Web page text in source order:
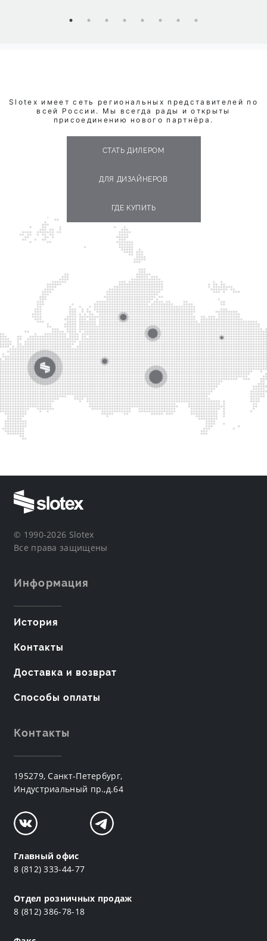
Slotex имеет сеть региональных представителей по
всей России. Мы всегда рады и открыты
присоединению нового партнёра.
СТАТЬ ДИЛЕРОМ
ДЛЯ ДИЗАЙНЕРОВ
ГДЕ КУПИТЬ
© 1990-2026 Slotex
Все права защищены
Информация
История
Контакты
Доставка и возврат
Способы оплаты
Контакты
195279, Санкт-Петербург,
Индустриальный пр.,д.64
Главный офис
8 (812) 333-44-77
Отдел розничных продаж
8 (812) 386-78-18